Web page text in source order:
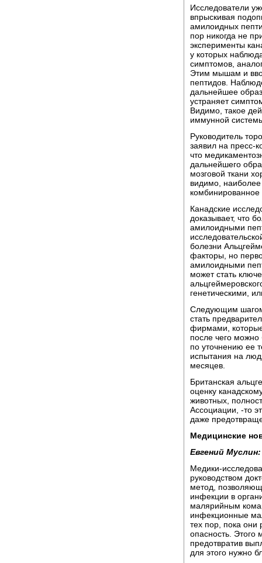
Исследователи
впрыскивая
амилоидных
пор никогда не
эксперименты
у которых
симптомов,
Этим мышам и
пептидов.
дальнейшее
устраняет
Видимо, такое
иммунной
Руководитель
заявил на пресс-
что
дальнейшего
мозговой ткани
видимо,
комбинированное
Канадские
доказывает, что
амилоидными
болезни
факторы, но
амилоидными
может стать
генетическими,
Следующим
стать
фирмами,
после чего можно
по уточнению ее
испытания на
месяцев.
Британская
оценку
животных,
Ассоциации, -то
даже
Медицинские
Евгений Муслин:
Медики-
руководством
метод,
инфекции в
малярийным
инфекционные
тех пор, пока они
опасность. Этого
предотвратив
для этого нужно